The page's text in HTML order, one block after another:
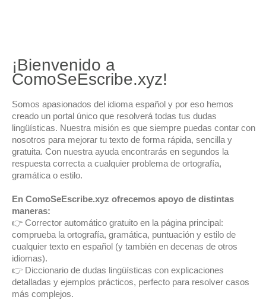
¡Bienvenido a
ComoSeEscribe.xyz!
Somos apasionados del idioma español y por eso hemos
creado un portal único que resolverá todas tus dudas
lingüísticas. Nuestra misión es que siempre puedas contar con
nosotros para mejorar tu texto de forma rápida, sencilla y
gratuita. Con nuestra ayuda encontrarás en segundos la
respuesta correcta a cualquier problema de ortografía,
gramática o estilo.
En ComoSeEscribe.xyz ofrecemos apoyo de distintas
maneras:
👉 Corrector automático gratuito en la página principal:
comprueba la ortografía, gramática, puntuación y estilo de
cualquier texto en español (y también en decenas de otros
idiomas).
👉 Diccionario de dudas lingüísticas con explicaciones
detalladas y ejemplos prácticos, perfecto para resolver casos
más complejos.